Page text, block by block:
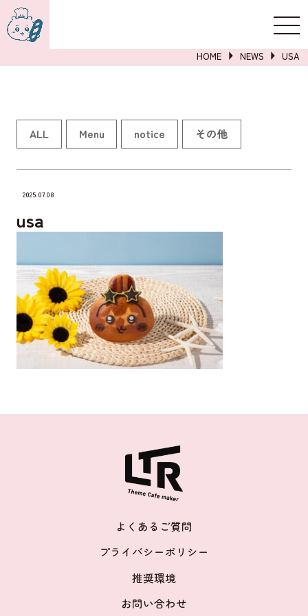
詳しくはこちら
HOME NEWS USA
ALL Menu notice その他
2025.07.08
usa
よくあるご質問
プライバシーポリシー
推奨環境
お問い合わせ